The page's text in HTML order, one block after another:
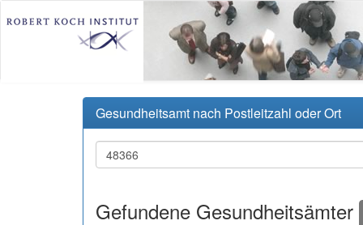
Gesundheitsamt nach Postleitzahl oder Ort
Gefundene Gesundheitsämter